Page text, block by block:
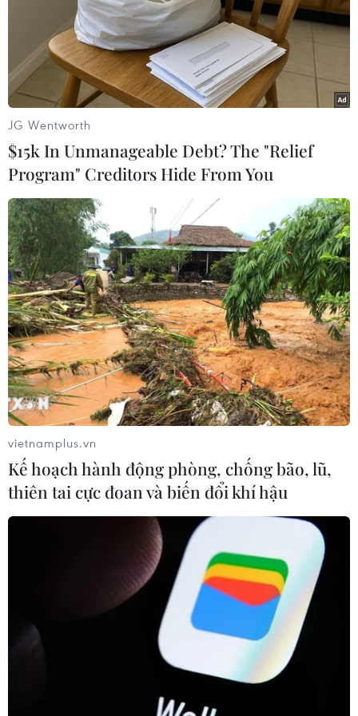
Nhiều nước bày tỏ lo ngại trước việc đồng
USD tăng giá mạnh
24/04/2024 03:16
Đồng USD ở mức cao nhất kể từ tháng 11/2023 so với
các đồng tiền mạnh khác và trên đà tăng tháng thứ tư
liên tiếp khiến các nhà hoạch định chính sách từ Nhật
Bản tới Trung Quốc và Thụy Điển lo ngại.
JG Wentworth
$15k In Unmanageable Debt? The "Relief
Program" Creditors Hide From You
vietnamplus.vn
Kế hoạch hành động phòng, chống bão, lũ,
thiên tai cực đoan và biến đổi khí hậu